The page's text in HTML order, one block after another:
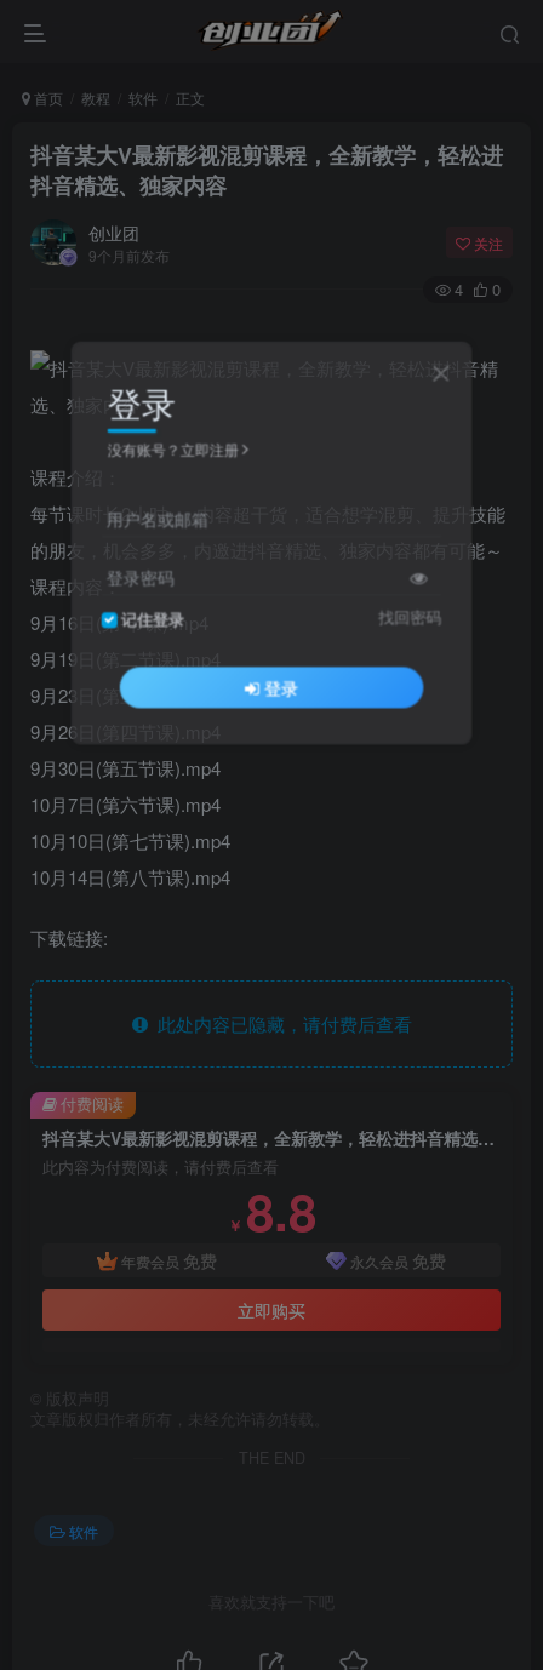
首页 教程 软件 正文
抖音某大V最新影视混剪课程，全新教学，轻松进
抖音精选、独家内容
创业团
9个月前发布
关注
4 0
课程介绍：
每节课时长2小时+，内容超干货，适合想学混剪、提升技能
的朋友，机会多多，内邀进抖音精选、独家内容都有可能～
课程内容：
9月16日(第-节课).mp4
9月19日(第二节课).mp4
9月23日(第三节课).mp4
9月26日(第四节课).mp4
9月30日(第五节课).mp4
10月7日(第六节课).mp4
10月10日(第七节课).mp4
10月14日(第八节课).mp4
下载链接:
此处内容已隐藏，请付费后查看
抖音某大V最新影视混剪课程，全新教学，轻松进抖音精选、独家内容
此内容为付费阅读，请付费后查看
￥ 8.8
年费会员 免费 永久会员 免费
立即购买
付费阅读
版权声明
文章版权归作者所有，未经允许请勿转载。
THE END
软件
喜欢就支持一下吧
登录
没有账号？立即注册
用户名或邮箱
登录密码
记住登录 找回密码
登录